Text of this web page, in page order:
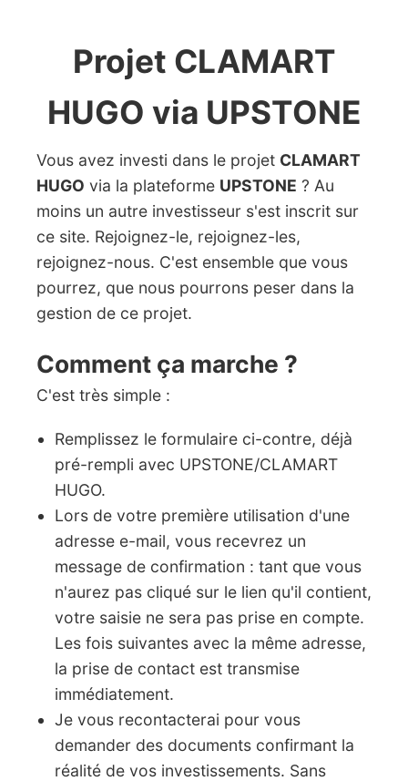
Projet CLAMART
HUGO via UPSTONE
Vous avez investi dans le projet CLAMART
HUGO via la plateforme UPSTONE ? Au
moins un autre investisseur s'est inscrit sur
ce site. Rejoignez-le, rejoignez-les,
rejoignez-nous. C'est ensemble que vous
pourrez, que nous pourrons peser dans la
gestion de ce projet.
Comment ça marche ?
C'est très simple :
Remplissez le formulaire ci-contre, déjà
pré-rempli avec UPSTONE/CLAMART
HUGO.
Lors de votre première utilisation d'une
adresse e-mail, vous recevrez un
message de confirmation : tant que vous
n'aurez pas cliqué sur le lien qu'il contient,
votre saisie ne sera pas prise en compte.
Les fois suivantes avec la même adresse,
la prise de contact est transmise
immédiatement.
Je vous recontacterai pour vous
demander des documents confirmant la
réalité de vos investissements. Sans